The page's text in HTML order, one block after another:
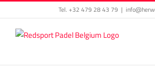
to
content
Tel. +32 479 28 43 79 |